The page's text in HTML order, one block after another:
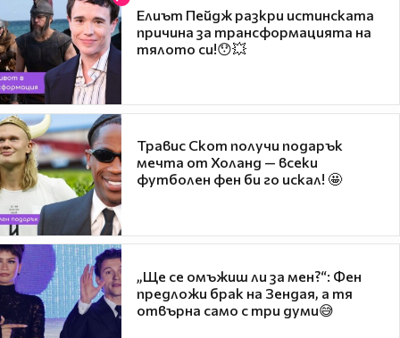
Елиът Пейдж разкри истинската
причина за трансформацията на
тялото си!😯💥
Травис Скот получи подарък
мечта от Холанд — всеки
футболен фен би го искал! 🤩
„Ще се омъжиш ли за мен?“: Фен
предложи брак на Зендая, а тя
отвърна само с три думи😅